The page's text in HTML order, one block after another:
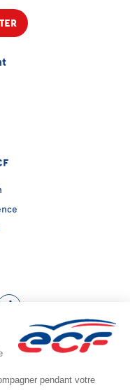
fenêtre)
(nouvelle fenêtre)
(nouvelle fenêtre)
TikTok (nouvelle fenêtre)
PUBLIC - Capital social:
FR 80 538154212